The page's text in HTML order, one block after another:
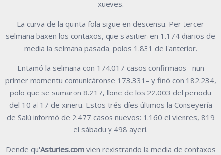
xueves.
La curva de la quinta fola sigue en descensu. Per tercer
selmana baxen los contaxos, que s'asitien en 1.174 diarios de
media la selmana pasada, polos 1.831 de l'anterior.
Entamó la selmana con 174.017 casos confirmaos –nun
primer momentu comunicáronse 173.331– y finó con 182.234,
polo que se sumaron 8.217, lloñe de los 22.003 del periodu
del 10 al 17 de xineru. Estos trés díes últimos la Conseyería
de Salú informó de 2.477 casos nuevos: 1.160 el vienres, 819
el sábadu y 498 ayeri.
Dende qu'Asturies.comvien rexistrando la media de contaxos